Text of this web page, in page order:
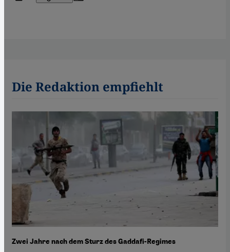
Die Redaktion empfiehlt
Zwei Jahre nach dem Sturz des Gaddafi-Regimes